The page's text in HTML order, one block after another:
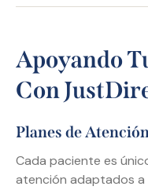
Apoyando
Con
Planes de
Cada paciente es
atención adaptados a